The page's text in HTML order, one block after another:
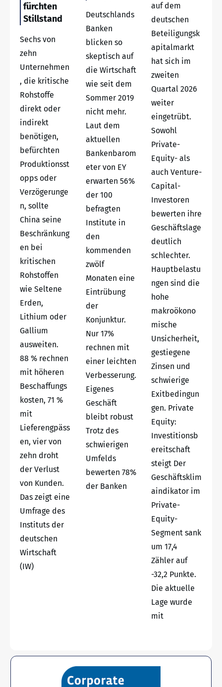
fürchten
Stillstand
Sechs von
zehn
Unternehmen
, die kritische
Rohstoffe
direkt oder
indirekt
benötigen,
befürchten
Produktionsst
opps oder
Verzögerunge
n, sollte
China seine
Beschränkung
en bei
kritischen
Rohstoffen
wie Seltene
Erden,
Lithium oder
Gallium
ausweiten.
88 % rechnen
mit höheren
Beschaffungs
kosten, 71 %
mit
Lieferengpäss
en, vier von
zehn droht
der Verlust
von Kunden.
Das zeigt eine
Umfrage des
Instituts der
deutschen
Wirtschaft
(IW)
Deutschlands
Banken
blicken so
skeptisch auf
die Wirtschaft
wie seit dem
Sommer 2019
nicht mehr.
Laut dem
aktuellen
Bankenbarom
eter von EY
erwarten 56%
der 100
befragten
Institute in
den
kommenden
zwölf
Monaten eine
Eintrübung
der
Konjunktur.
Nur 17%
rechnen mit
einer leichten
Verbesserung.
Eigenes
Geschäft
bleibt robust
Trotz des
schwierigen
Umfelds
bewerten 78%
der Banken
auf dem
deutschen
Beteiligungsk
apitalmarkt
hat sich im
zweiten
Quartal 2026
weiter
eingetrübt.
Sowohl
Private-
Equity- als
auch Venture-
Capital-
Investoren
bewerten ihre
Geschäftslage
deutlich
schlechter.
Hauptbelastu
ngen sind die
hohe
makroökono
mische
Unsicherheit,
gestiegene
Zinsen und
schwierige
Exitbedingun
gen. Private
Equity:
Investitionsb
ereitschaft
steigt Der
Geschäftsklim
aindikator im
Private-
Equity-
Segment sank
um 17,4
Zähler auf
-32,2 Punkte.
Die aktuelle
Lage wurde
mit